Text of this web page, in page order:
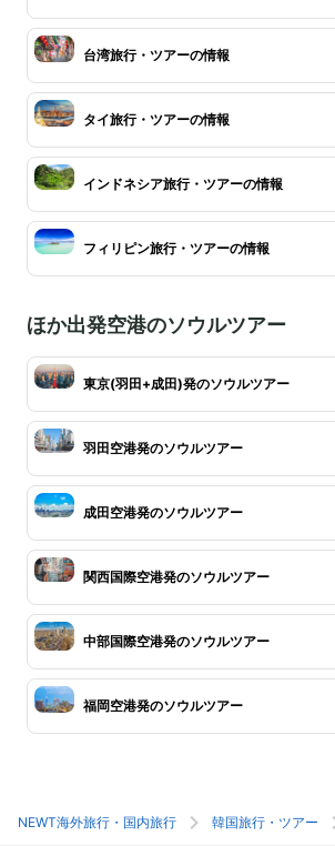
台湾旅行・ツアーの情報
タイ旅行・ツアーの情報
インドネシア旅行・ツアーの情報
フィリピン旅行・ツアーの情報
ほか出発空港のソウルツアー
東京(羽田+成田)発のソウルツアー
羽田空港発のソウルツアー
成田空港発のソウルツアー
関西国際空港発のソウルツアー
中部国際空港発のソウルツアー
福岡空港発のソウルツアー
NEWT海外旅行・国内旅行 韓国旅行・ツアー